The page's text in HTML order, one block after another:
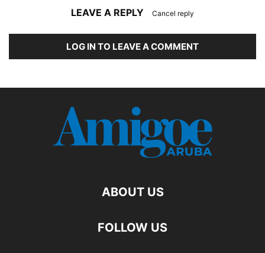
LEAVE A REPLY Cancel reply
LOG IN TO LEAVE A COMMENT
ABOUT US
FOLLOW US